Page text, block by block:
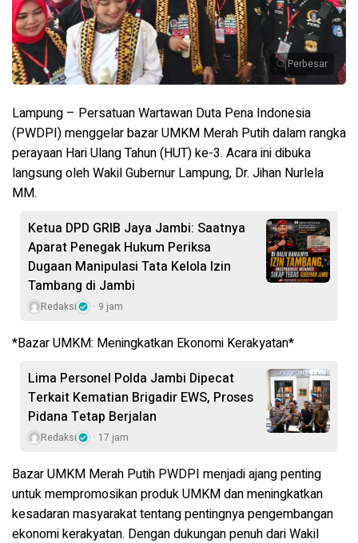
Perbesar
Lampung – Persatuan Wartawan Duta Pena Indonesia
(PWDPI) menggelar bazar UMKM Merah Putih dalam rangka
perayaan Hari Ulang Tahun (HUT) ke-3. Acara ini dibuka
langsung oleh Wakil Gubernur Lampung, Dr. Jihan Nurlela
MM.
Ketua DPD GRIB Jaya Jambi: Saatnya
Aparat Penegak Hukum Periksa
Dugaan Manipulasi Tata Kelola Izin
Tambang di Jambi
Redaksi 9 jam
*Bazar UMKM: Meningkatkan Ekonomi Kerakyatan*
Lima Personel Polda Jambi Dipecat
Terkait Kematian Brigadir EWS, Proses
Pidana Tetap Berjalan
Redaksi 17 jam
Bazar UMKM Merah Putih PWDPI menjadi ajang penting
untuk mempromosikan produk UMKM dan meningkatkan
kesadaran masyarakat tentang pentingnya pengembangan
ekonomi kerakyatan. Dengan dukungan penuh dari Wakil